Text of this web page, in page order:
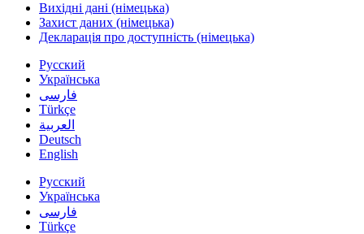
Вихідні дані (німецька)
Захист даних (німецька)
Декларація про доступність (німецька)
Русский
Українська
فارسی
Türkçe
العربية
Deutsch
English
Русский
Українська
فارسی
Türkçe